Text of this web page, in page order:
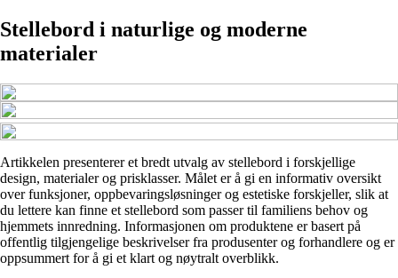
Stellebord i naturlige og moderne
materialer
Artikkelen presenterer et bredt utvalg av stellebord i forskjellige
design, materialer og prisklasser. Målet er å gi en informativ oversikt
over funksjoner, oppbevaringsløsninger og estetiske forskjeller, slik at
du lettere kan finne et stellebord som passer til familiens behov og
hjemmets innredning. Informasjonen om produktene er basert på
offentlig tilgjengelige beskrivelser fra produsenter og forhandlere og er
oppsummert for å gi et klart og nøytralt overblikk.